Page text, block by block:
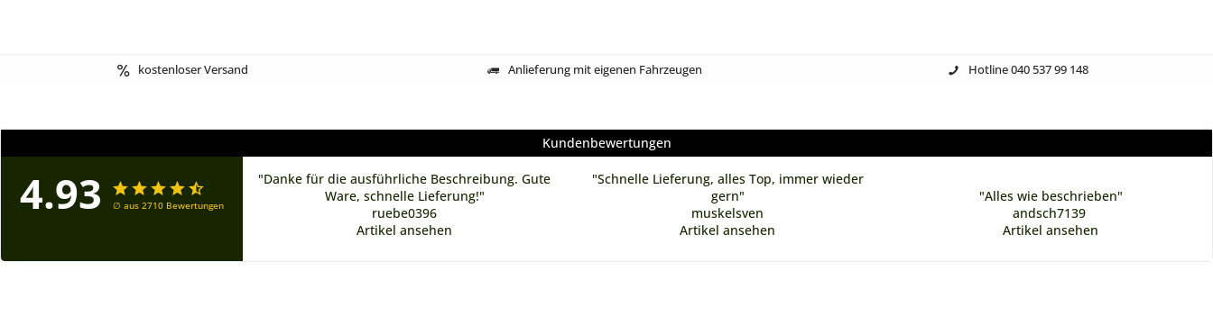
kostenloser Versand Anlieferung mit eigenen Fahrzeugen Hotline 040 537 99 148
Kundenbewertungen
4.93∅ aus 2710 Bewertungen
"Danke für die ausführliche Beschreibung. Gute
Ware, schnelle Lieferung!"
ruebe0396
Artikel ansehen
"Schnelle Lieferung, alles Top, immer wieder
gern"
muskelsven
Artikel ansehen
"Alles wie beschrieben"
andsch7139
Artikel ansehen